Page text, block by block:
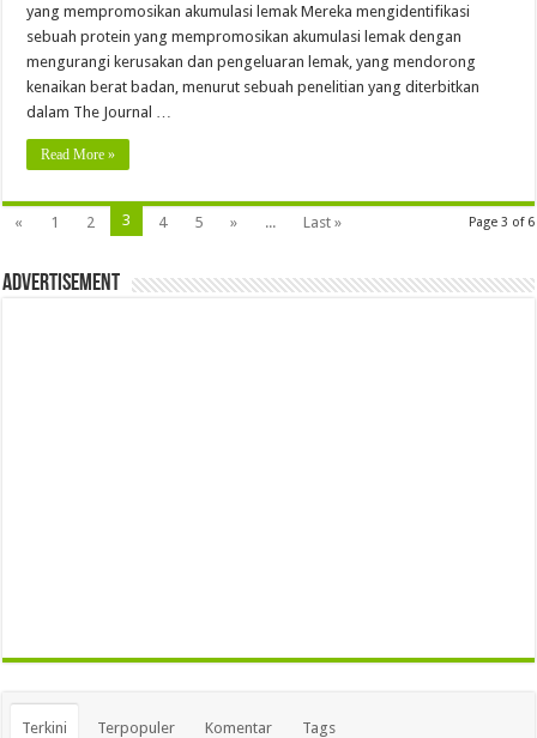
yang mempromosikan akumulasi lemak Mereka mengidentifikasi
sebuah protein yang mempromosikan akumulasi lemak dengan
mengurangi kerusakan dan pengeluaran lemak, yang mendorong
kenaikan berat badan, menurut sebuah penelitian yang diterbitkan
dalam The Journal …
Read More »
Page 3 of 6
« 1 2 3 4 5 » ... Last »
Advertisement
Terkini Terpopuler Komentar Tags